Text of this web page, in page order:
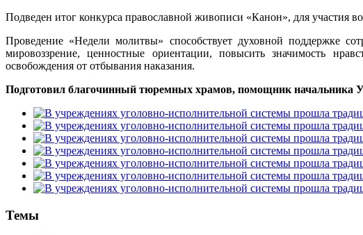
Подведен итог конкурса православной живописи «Канон», для участия
Проведение «Недели молитвы» способствует духовной поддержке
мировоззрение, ценностные ориентации, повысить значимость
освобождения от отбывания наказания.
Подготовил благочинный тюремных храмов, помощник начальника
Темы